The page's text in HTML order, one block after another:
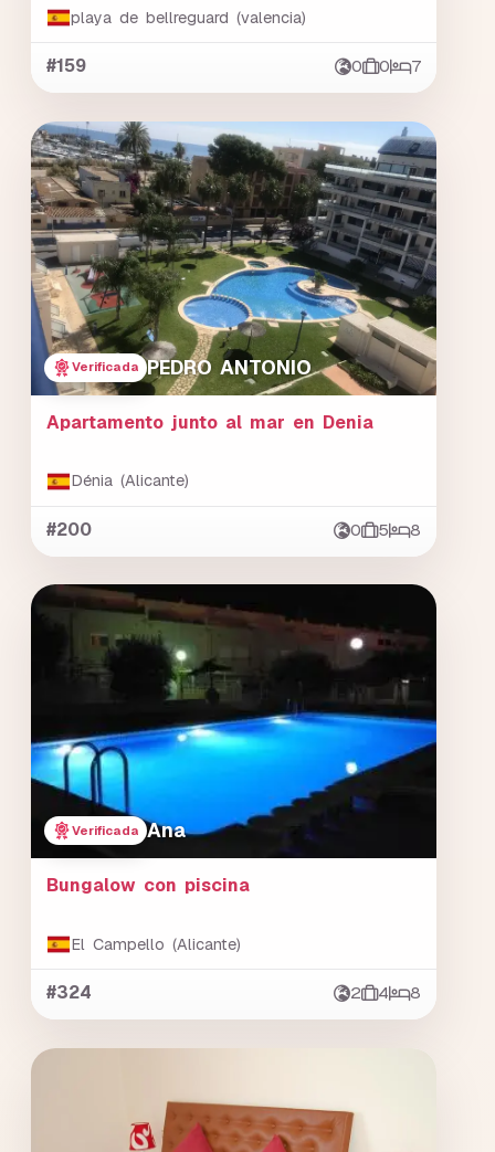
playa de bellreguard (valencia)
#159 0 0 7
Verificada PEDRO ANTONIO
Apartamento junto al mar en Denia
Dénia (Alicante)
#200 0 5 8
Verificada Ana
Bungalow con piscina
El Campello (Alicante)
#324 2 4 8